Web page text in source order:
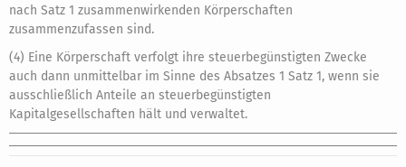
nach Satz 1 zusammenwirkenden Körperschaften
zusammenzufassen sind.
(4) Eine Körperschaft verfolgt ihre steuerbegünstigten Zwecke
auch dann unmittelbar im Sinne des Absatzes 1 Satz 1, wenn sie
ausschließlich Anteile an steuerbegünstigten
Kapitalgesellschaften hält und verwaltet.